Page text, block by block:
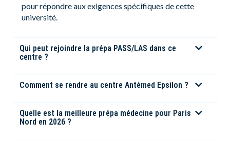
pour répondre aux exigences spécifiques de cette
université.
Qui peut rejoindre la prépa PASS/LAS dans ce
centre ?
Comment se rendre au centre Antémed Epsilon ?
Quelle est la meilleure prépa médecine pour Paris
Nord en 2026 ?